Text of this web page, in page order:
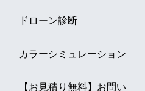
ドローン診断
カラーシミュレーション
【お見積り無料】お問い